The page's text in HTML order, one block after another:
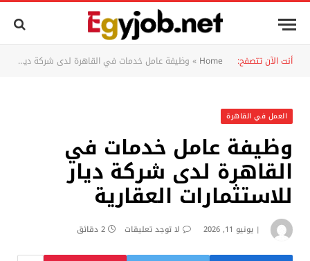
أنت الآن تتصفح: Home
» وظيفة عامل خدمات في القاهرة لدى شركة ديار للاستثمارات العقارية
العمل في القاهرة
وظيفة عامل خدمات في
القاهرة لدى شركة ديار
للاستثمارات العقارية
يونيو 11, 2026 لا توجد تعليقات 2 دقائق